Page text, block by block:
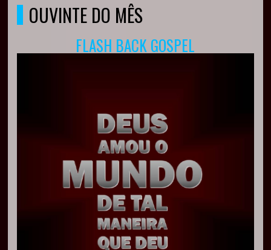
OUVINTE DO MÊS
FLASH BACK GOSPEL